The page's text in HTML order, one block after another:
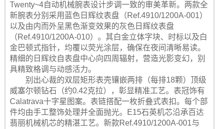
Twenty~4自动机械腕表设计步调一致的审美革新。两款全
新腕表分别采用蓝色日辉纹表盘（Ref.4910/1200A-001）
以及由内而外呈黑色渐变效果的灰色日辉纹表盘
（Ref.4910/1200A-010）。其白金立体字块、时标以及白
金巴顿式指针，均覆以荧光涂层，确保在夜间清晰易读。
精细的日辉纹自表盘中心向四周辐射，营造光影变幻，别
具精致格调与动感活力。
别出心裁的双层矩形表壳镶嵌两排（每排18颗）顶级
威塞尔顿钻石（约0.42克拉），彰显精准工艺。表冠饰有
Calatrava十字星图案。表链搭配一枚折叠式表扣。每个部
件均由手工整饰处理并全面抛光。E15石英机芯沿承百达
翡丽机械机芯的精湛工艺。新款Ref.4910/1200A-001与